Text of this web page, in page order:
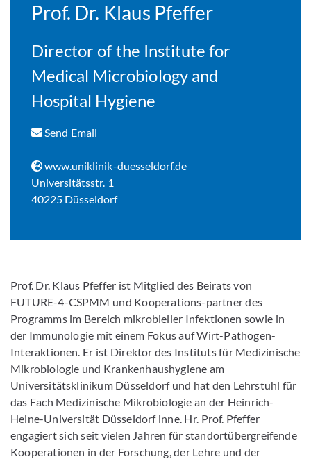
Prof. Dr. Klaus Pfeffer
Director of the Institute for
Medical Microbiology and
Hospital Hygiene
Send Email
www.uniklinik-duesseldorf.de
Universitätsstr. 1
40225 Düsseldorf
Prof. Dr. Klaus Pfeffer ist Mitglied des Beirats von
FUTURE-4-CSPMM und Kooperations-partner des
Programms im Bereich mikrobieller Infektionen sowie in
der Immunologie mit einem Fokus auf Wirt-Pathogen-
Interaktionen. Er ist Direktor des Instituts für Medizinische
Mikrobiologie und Krankenhaushygiene am
Universitätsklinikum Düsseldorf und hat den Lehrstuhl für
das Fach Medizinische Mikrobiologie an der Heinrich-
Heine-Universität Düsseldorf inne. Hr. Prof. Pfeffer
engagiert sich seit vielen Jahren für standortübergreifende
Kooperationen in der Forschung, der Lehre und der